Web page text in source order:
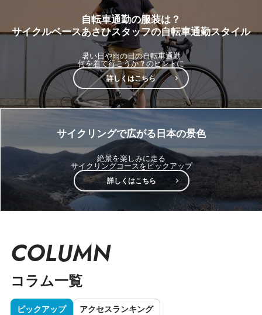
自転車通勤の服装は？
サイクルベースあさひスタッフの自転車通勤スタイル
暑い日や雨の日の自転車通勤
何を着て行こうか？のヒントに
詳しくはこちら
サイクリングで広がる日本の景色
絶景を楽しみに走る
サイクリングコースをピックアップ
詳しくはこちら
COLUMN
コラム一覧
ピックアップ アクセスランキング